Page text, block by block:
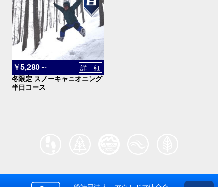
￥5,280～
詳 細
冬限定 スノーキャニオニング
半日コース